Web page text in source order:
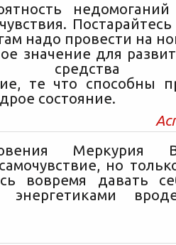
надо провести на
значение для
средства
те что способны
состояние.
Меркурия
но
вовремя давать
энергетиками